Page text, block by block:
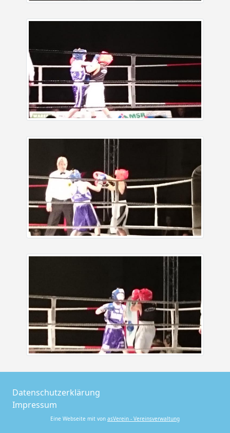
Datenschutzerklärung
Impressum
Eine Webseite mit von asVerein - Vereinsverwaltung